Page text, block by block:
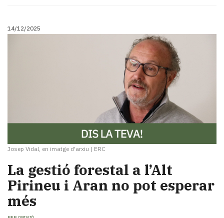
14/12/2025
Josep Vidal, en imatge d'arxiu | ERC
La gestió forestal a l’Alt
Pirineu i Aran no pot esperar
més